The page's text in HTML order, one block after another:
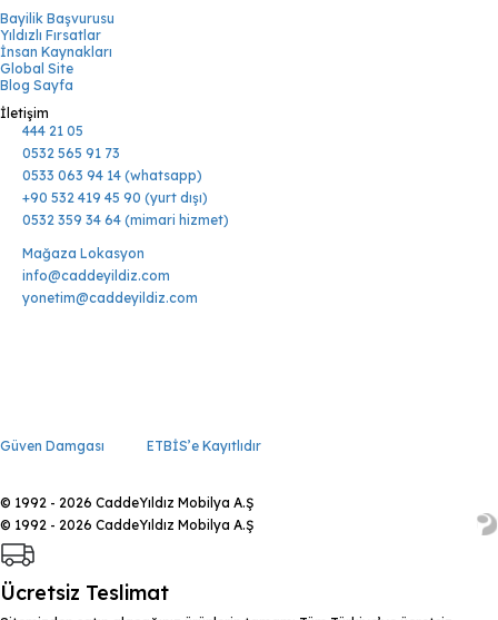
Bayilik Başvurusu
Yıldızlı Fırsatlar
İnsan Kaynakları
Global Site
Blog Sayfa
İletişim
444 21 05
0532 565 91 73
0533 063 94 14 (whatsapp)
+90 532 419 45 90 (yurt dışı)
0532 359 34 64 (mimari hizmet)
Mağaza Lokasyon
info@caddeyildiz.com
yonetim@caddeyildiz.com
Güven Damgası ETBİS’e Kayıtlıdır
© 1992 - 2026 CaddeYıldız Mobilya A.Ş
© 1992 - 2026 CaddeYıldız Mobilya A.Ş
Ücretsiz Teslimat